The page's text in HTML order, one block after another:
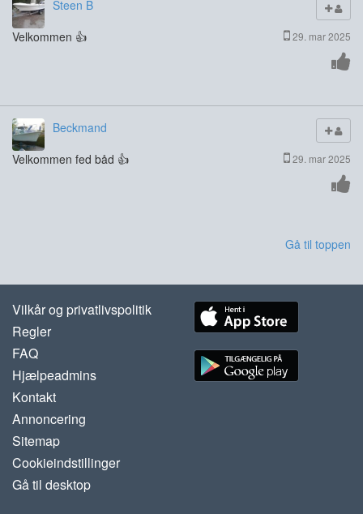
Steen B
29. mar 2025
Velkommen 👍
Beckmand
29. mar 2025
Velkommen fed båd 👍
Gå til toppen
Vilkår og privatlivspolitik
Regler
FAQ
Hjælpeadmins
Kontakt
Annoncering
Sitemap
Cookieindstillinger
Gå til desktop